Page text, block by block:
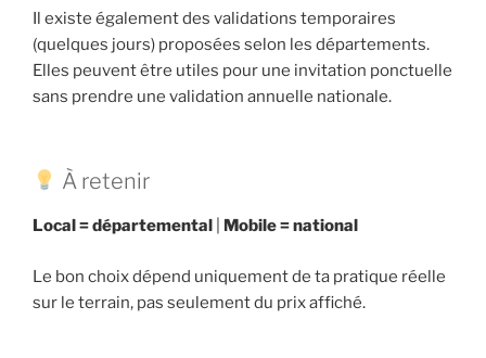
Il existe également des validations temporaires
(quelques jours) proposées selon les départements.
Elles peuvent être utiles pour une invitation ponctuelle
sans prendre une validation annuelle nationale.
À retenir
Local = départemental Mobile = national
Le bon choix dépend uniquement de ta pratique réelle
sur le terrain, pas seulement du prix affiché.